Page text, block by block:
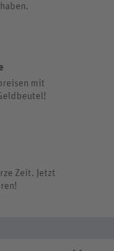
mit
Zeit. Jetzt